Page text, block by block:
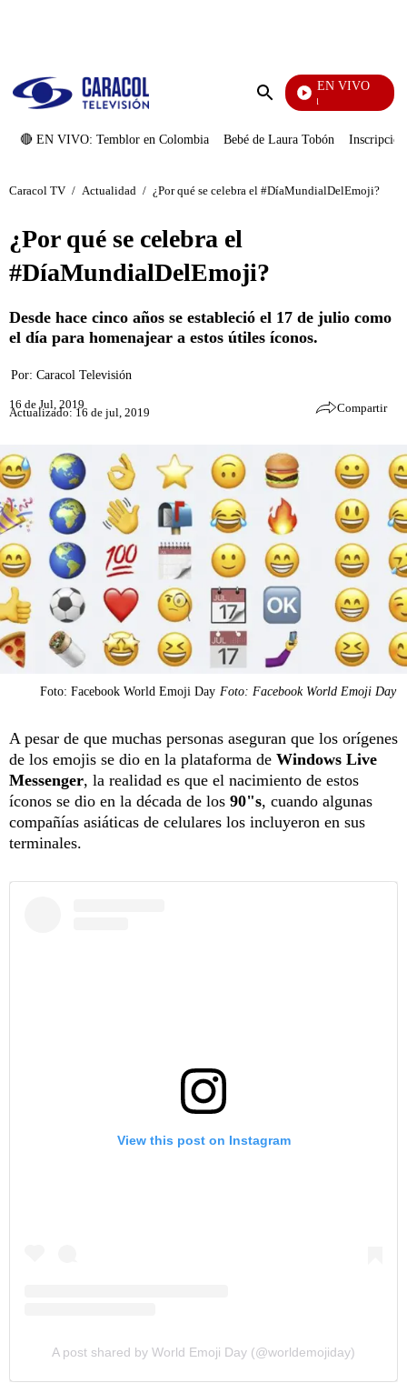
Enviar
EN VIVO
Noticias Caracol
🔴 EN VIVO: Temblor en Colombia Bebé de Laura Tobón
Caracol TV / Actualidad / ¿Por qué se celebra el #DíaMundialDelEmoji?
¿Por qué se celebra el
#DíaMundialDelEmoji?
Desde hace cinco años se estableció el 17 de julio como
el día para homenajear a estos útiles íconos.
Por: Caracol Televisión
16 de Jul, 2019
Actualizado: 16 de jul, 2019 Compartir
Foto: Facebook World Emoji Day Foto: Facebook World Emoji Day
A pesar de que muchas personas aseguran que los orígenes
de los emojis se dio en la plataforma de Windows Live
Messenger, la realidad es que el nacimiento de estos
íconos se dio en la década de los 90"s, cuando algunas
compañías asiáticas de celulares los incluyeron en sus
terminales.
View this post on Instagram
A post shared by World Emoji Day (@worldemojiday)